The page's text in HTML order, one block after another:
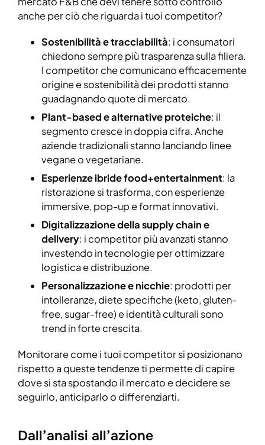
anche per ciò che riguarda i tuoi competitor?
Sostenibilità e tracciabilità: i consumatori
chiedono sempre più trasparenza sulla filiera.
I competitor che comunicano efficacemente
origine e sostenibilità dei prodotti stanno
guadagnando quote di mercato.
Plant-based e alternative proteiche: il
segmento cresce in doppia cifra. Anche
aziende tradizionali stanno lanciando linee
vegane o vegetariane.
Esperienze ibride food+entertainment: la
ristorazione si trasforma, con esperienze
immersive, pop-up e format innovativi.
Digitalizzazione della supply chain e
delivery: i competitor più avanzati stanno
investendo in tecnologie per ottimizzare
logistica e distribuzione.
Personalizzazione e nicchie: prodotti per
intolleranze, diete specifiche (keto, gluten-
free, sugar-free) e identità culturali sono
trend in forte crescita.
Monitorare come i tuoi competitor si posizionano
rispetto a queste tendenze ti permette di capire
dove si sta spostando il mercato e decidere se
seguirlo, anticiparlo o differenziarti.
Dall’analisi all’azione